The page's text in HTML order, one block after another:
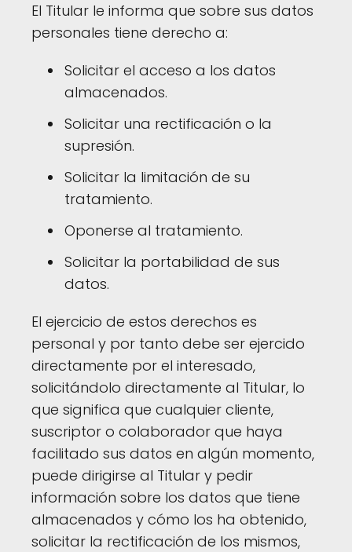
El Titular le informa que sobre sus datos
personales tiene derecho a:
Solicitar el acceso a los datos
almacenados.
Solicitar una rectificación o la
supresión.
Solicitar la limitación de su
tratamiento.
Oponerse al tratamiento.
Solicitar la portabilidad de sus
datos.
El ejercicio de estos derechos es
personal y por tanto debe ser ejercido
directamente por el interesado,
solicitándolo directamente al Titular, lo
que significa que cualquier cliente,
suscriptor o colaborador que haya
facilitado sus datos en algún momento,
puede dirigirse al Titular y pedir
información sobre los datos que tiene
almacenados y cómo los ha obtenido,
solicitar la rectificación de los mismos,